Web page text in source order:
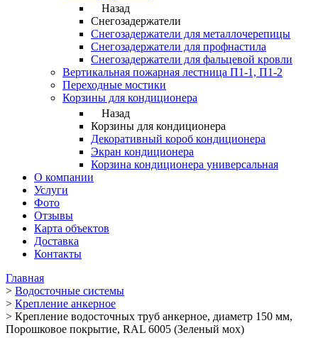
Назад
Снегозадержатели
Снегозадержатели для металлочерепицы
Снегозадержатели для профнастила
Снегозадержатели для фальцевой кровли
Вертикальная пожарная лестница П1-1, П1-2
Переходные мостики
Корзины для кондиционера
Назад
Корзины для кондиционера
Декоративный короб кондиционера
Экран кондиционера
Корзина кондиционера универсальная
О компании
Услуги
Фото
Отзывы
Карта объектов
Доставка
Контакты
Главная
> Водосточные системы
> Крепление анкерное
> Крепление водосточных труб анкерное, диаметр 150 мм,
Порошковое покрытие, RAL 6005 (Зеленый мох)